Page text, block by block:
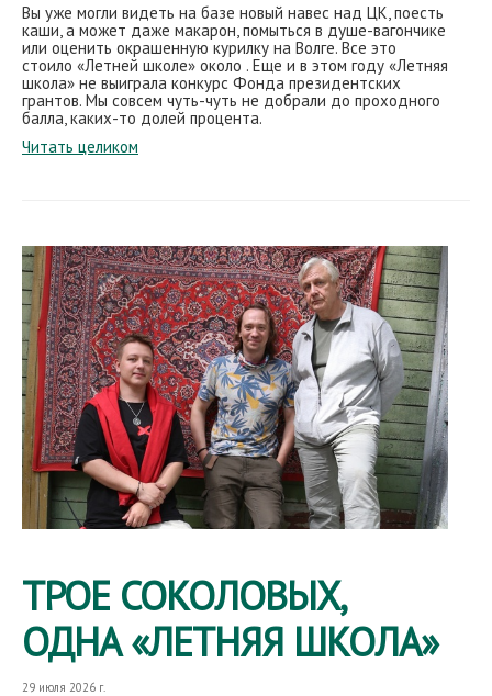
Вы уже могли видеть на базе новый навес над ЦК, поесть
каши, а может даже макарон, помыться в душе-вагончике
или оценить окрашенную курилку на Волге. Все это
стоило «Летней школе» около . Еще и в этом году «Летняя
школа» не выиграла конкурс Фонда президентских
грантов. Мы совсем чуть-чуть не добрали до проходного
балла, каких-то долей процента.
Читать целиком
ТРОЕ СОКОЛОВЫХ,
ОДНА «ЛЕТНЯЯ ШКОЛА»
29 июля 2026 г.